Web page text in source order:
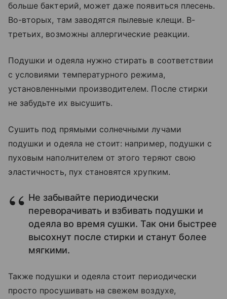
больше бактерий, может даже появиться плесень.
Во-вторых, там заводятся пылевые клещи. В-
третьих, возможны аллергические реакции.
Подушки и одеяла нужно стирать в соответствии
с условиями температурного режима,
установленными производителем. После стирки
не забудьте их высушить.
Сушить под прямыми солнечными лучами
подушки и одеяла не стоит: например, подушки с
пуховым наполнителем от этого теряют свою
эластичность, пух становятся хрупким.
Не забывайте периодически
переворачивать и взбивать подушки и
одеяла во время сушки. Так они быстрее
высохнут после стирки и станут более
мягкими.
Также подушки и одеяла стоит периодически
просто просушивать на свежем воздухе,